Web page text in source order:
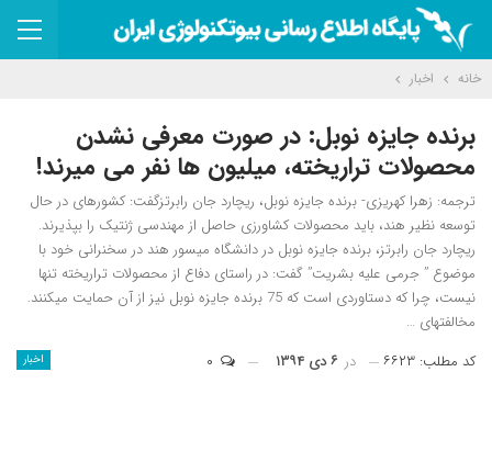
خانه اخبار
برنده جایزه نوبل: در صورت معرفی نشدن
محصولات تراریخته، میلیون ها نفر می میرند!
ترجمه: زهرا کهریزی- برنده جایزه نوبل، ریچارد جان رابرتزگفت: کشورهای در حال
توسعه نظیر هند، باید محصولات کشاورزی حاصل از مهندسی ژنتیک را بپذیرند.
ریچارد جان رابرتز، برنده جایزه نوبل در دانشگاه میسور هند در سخنرانی خود با
موضوع ” جرمی علیه بشریت” گفت: در راستای دفاع از محصولات تراریخته تنها
نیست، چرا که دستاوردی است که 75 برنده جایزه نوبل نیز از آن حمایت می‎کنند.
مخالفت‎های …
اخبار کد مطلب: ۶۶۲۳ در ۶ دی ۱۳۹۴